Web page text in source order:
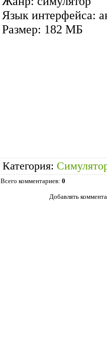
Язык интерфейса:
Размер: 182 МБ
Категория:
Всего комментариев: 0
Добавлять